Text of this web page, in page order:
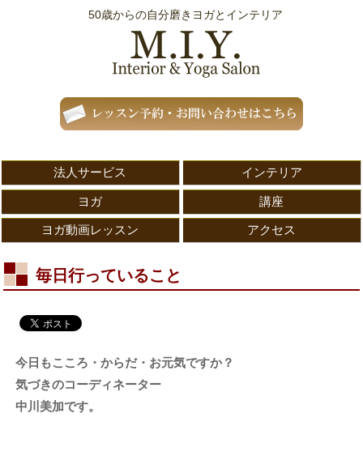
50歳からの自分磨きヨガとインテリア
法人サービス インテリア
ヨガ 講座
ヨガ動画レッスン アクセス
毎日行っていること
今日もこころ・からだ・お元気ですか？
気づきのコーディネーター
中川美加です。